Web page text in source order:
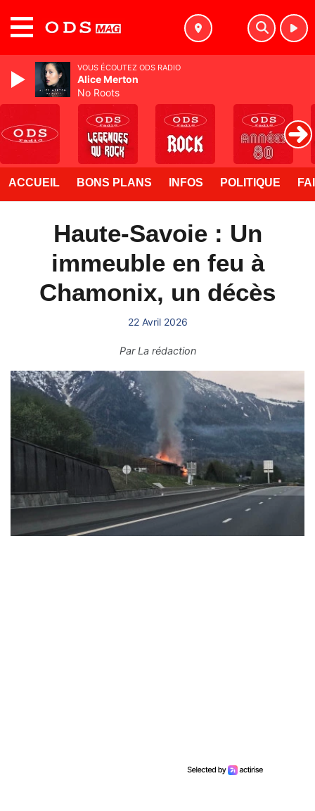
ACCUEIL BONS PLANS INFOS POLITIQUE
Haute-Savoie : Un
immeuble en feu à
Chamonix, un décès
22 Avril 2026
ParLa rédaction
VOUS ÉCOUTEZ ODS RADIO
Alice Merton
No Roots